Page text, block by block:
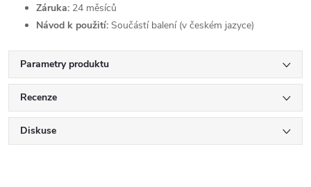
Záruka: 24 měsíců
Návod k použití: Součástí balení (v českém jazyce)
Parametry produktu
Recenze
Diskuse